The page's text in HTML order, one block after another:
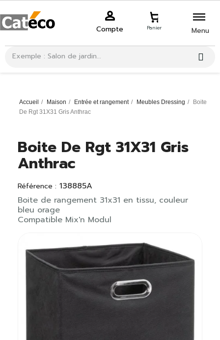
Compte Panier Menu
Accueil Maison Entrée et rangement Meubles Dressing
Boite
De Rgt 31X31 Gris Anthrac
Boite De Rgt 31X31 Gris
Anthrac
Référence : 138885A
Boite de rangement 31x31 en tissu, couleur
bleu orage
Compatible Mix'n Modul